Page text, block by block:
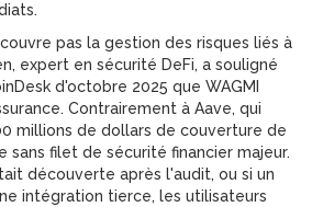
pas la gestion des risques liés à
expert en sécurité DeFi, a souligné
d'octobre 2025 que WAGMI
Contrairement à Aave, qui
millions de dollars de couverture de
sans filet de sécurité financier majeur.
découverte après l'audit, ou si un
intégration tierce, les utilisateurs